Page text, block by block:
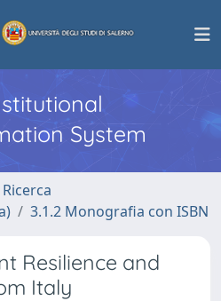
System
3.1.2 Monografia con ISBN
Resilience and
Italy